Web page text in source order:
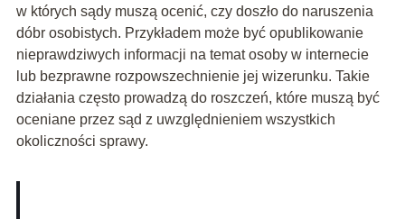
w których sądy muszą ocenić, czy doszło do naruszenia
dóbr osobistych. Przykładem może być opublikowanie
nieprawdziwych informacji na temat osoby w internecie
lub bezprawne rozpowszechnienie jej wizerunku. Takie
działania często prowadzą do roszczeń, które muszą być
oceniane przez sąd z uwzględnieniem wszystkich
okoliczności sprawy.